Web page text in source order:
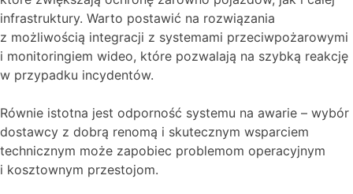
infrastruktury. Warto postawić na rozwiązania
z możliwością integracji z systemami przeciwpożarowymi
i monitoringiem wideo, które pozwalają na szybką reakcję
w przypadku incydentów.
Równie istotna jest odporność systemu na awarie – wybór
dostawcy z dobrą renomą i skutecznym wsparciem
technicznym może zapobiec problemom operacyjnym
i kosztownym przestojom.